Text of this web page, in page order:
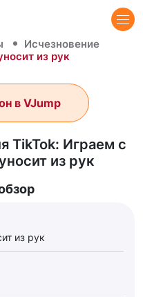
Исчезновение
из рук
TikTok: Играем с
из рук
в VJump
из рук